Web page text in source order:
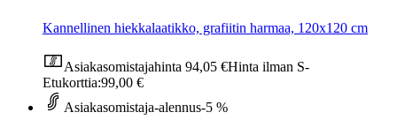
Kannellinen hiekkalaatikko, grafiitin harmaa, 120x120 cm
Asiakasomistajahinta 94,05 €Hinta ilman S-
Etukorttia:99,00 €
Asiakasomistaja-alennus-5 %